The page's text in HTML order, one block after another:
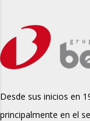
Desde sus inicios en
principalmente en el